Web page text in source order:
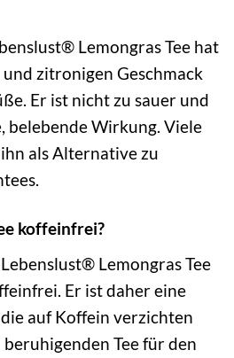
Lemongras Tee hat
zitronigen Geschmack
Er ist nicht zu sauer und
belebende Wirkung. Viele
als Alternative zu
koffeinfrei?
Lemongras Tee
Er ist daher eine
auf Koffein verzichten
Tee für den